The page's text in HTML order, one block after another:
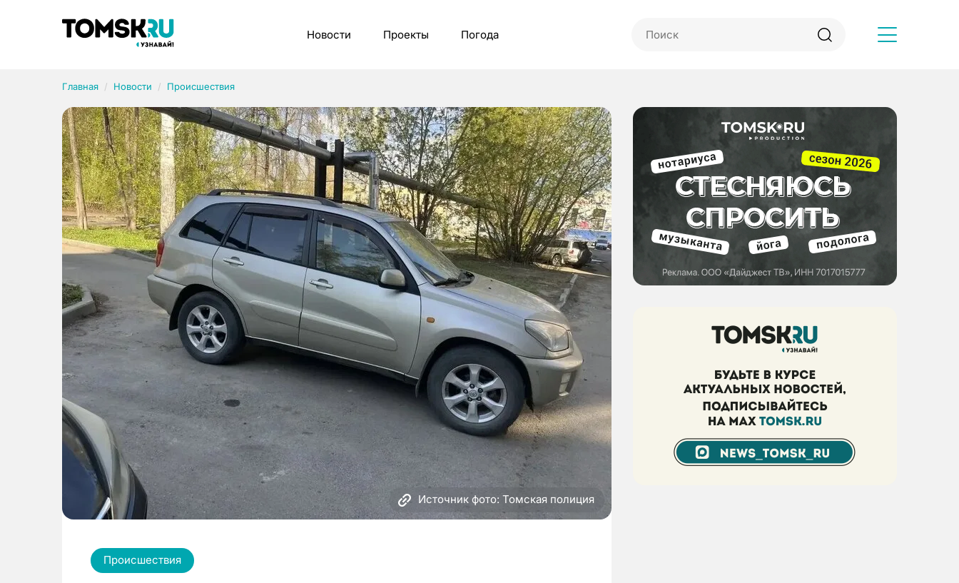
Новости Проекты Погода
Главная Новости Происшествия
Источник фото: Томская полиция
Происшествия
Рубрики